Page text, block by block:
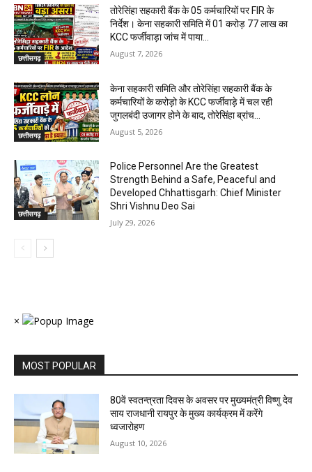
छत्तीसगढ़
तोरेसिंहा सहकारी बैंक के 05 कर्मचारियों पर FIR के
निर्देश। केना सहकारी समिति में 01 करोड़ 77 लाख का
KCC फर्जीवाड़ा जांच में पाया...
August 7, 2026
छत्तीसगढ़
केना सहकारी समिति और तोरेसिंहा सहकारी बैंक के
कर्मचारियों के करोड़ो के KCC फर्जीवाड़े में चल रही
जुगलबंदी उजागर होने के बाद, तोरेसिंहा ब्रांच...
August 5, 2026
छत्तीसगढ़
Police Personnel Are the Greatest
Strength Behind a Safe, Peaceful and
Developed Chhattisgarh: Chief Minister
Shri Vishnu Deo Sai
July 29, 2026
×
MOST POPULAR
80वें स्वतन्त्रता दिवस के अवसर पर मुख्यमंत्री विष्णु देव
साय राजधानी रायपुर के मुख्य कार्यक्रम में करेंगे
ध्वजारोहण
August 10, 2026